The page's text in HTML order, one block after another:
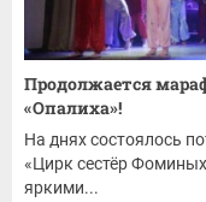
Продолжается
«Опалиха»!
На днях состоялось
«Цирк сестёр
яркими...